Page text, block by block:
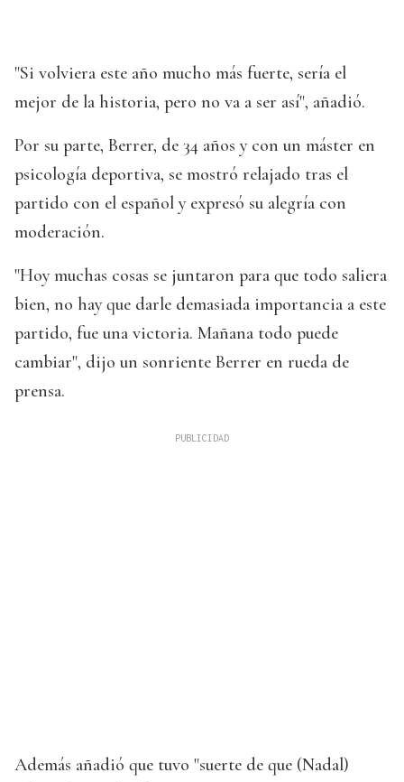
"Si volviera este año mucho más fuerte, sería el
mejor de la historia, pero no va a ser así", añadió.
Por su parte, Berrer, de 34 años y con un máster en
psicología deportiva, se mostró relajado tras el
partido con el español y expresó su alegría con
moderación.
"Hoy muchas cosas se juntaron para que todo saliera
bien, no hay que darle demasiada importancia a este
partido, fue una victoria. Mañana todo puede
cambiar", dijo un sonriente Berrer en rueda de
prensa.
Además añadió que tuvo "suerte de que (Nadal)